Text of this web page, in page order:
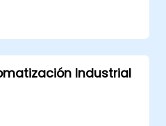
de Edge AI en
y herramientas de
sistemas deIndustrial